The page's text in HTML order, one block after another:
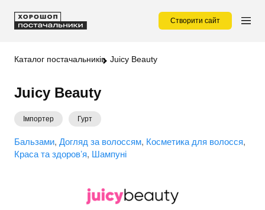
Створити сайт
Каталог постачальників Juicy Beauty
Juicy Beauty
Імпортер Гурт
Бальзами Догляд за волоссям Косметика для волосся
Краса та здоровʼя Шампуні